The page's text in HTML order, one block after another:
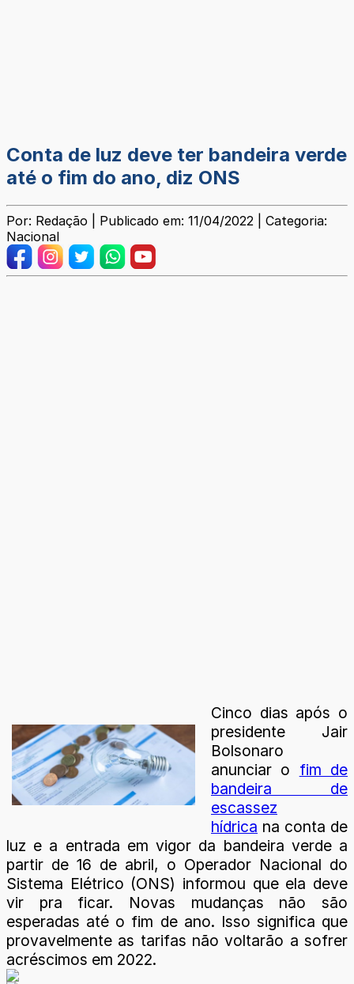
Conta de luz deve ter bandeira verde
até o fim do ano, diz ONS
Por: Redação | Publicado em: 11/04/2022 | Categoria:
Nacional
Cinco dias após o
presidente Jair
Bolsonaro
anunciar o fim de
bandeira de
escassez
hídrica na conta de
luz e a entrada em vigor da bandeira verde a
partir de 16 de abril, o Operador Nacional do
Sistema Elétrico (ONS) informou que ela deve
vir pra ficar. Novas mudanças não são
esperadas até o fim de ano. Isso significa que
provavelmente as tarifas não voltarão a sofrer
acréscimos em 2022.